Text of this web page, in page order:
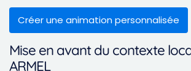
Créer une animation personnalisée
Mise en avant du contexte
ARMEL